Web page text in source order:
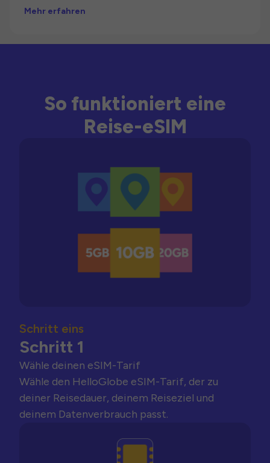
Mehr erfahren
So funktioniert eine
Reise-eSIM
Schritt eins
Schritt 1
Wähle deinen eSIM-Tarif
Wähle den HelloGlobe eSIM-Tarif, der zu
deiner Reisedauer, deinem Reiseziel und
deinem Datenverbrauch passt.